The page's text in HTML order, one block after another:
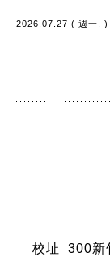
2026.07.27 ( 週一. )
校址 300新